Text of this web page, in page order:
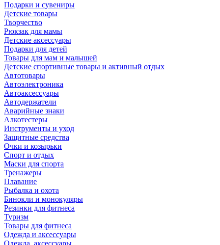
Подарки и сувениры
Детские товары
Творчество
Рюкзак для мамы
Детские аксессуары
Подарки для детей
Товары для мам и малышей
Детские спортивные товары и активный отдых
Автотовары
Автоэлектроника
Автоаксессуары
Автодержатели
Аварийные знаки
Алкотестеры
Инструменты и уход
Защитные средства
Очки и козырьки
Спорт и отдых
Маски для спорта
Тренажеры
Плавание
Рыбалка и охота
Бинокли и монокуляры
Резинки для фитнеса
Туризм
Товары для фитнеса
Одежда и аксессуары
Одежда, аксессуары